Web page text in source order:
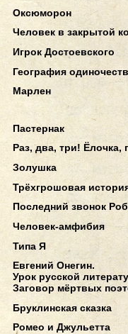
Оксюморон
Человек в закрытой
Игрок Достоевского
География
Марлен
Пастернак
Раз, два, три! Ёлочка,
Золушка
Трёхгрошовая
Последний звонок
Человек-амфибия
Типа Я
Евгений Онегин.
Урок русской
Заговор мёртвых
Бруклинская сказка
Ромео и Джульетта